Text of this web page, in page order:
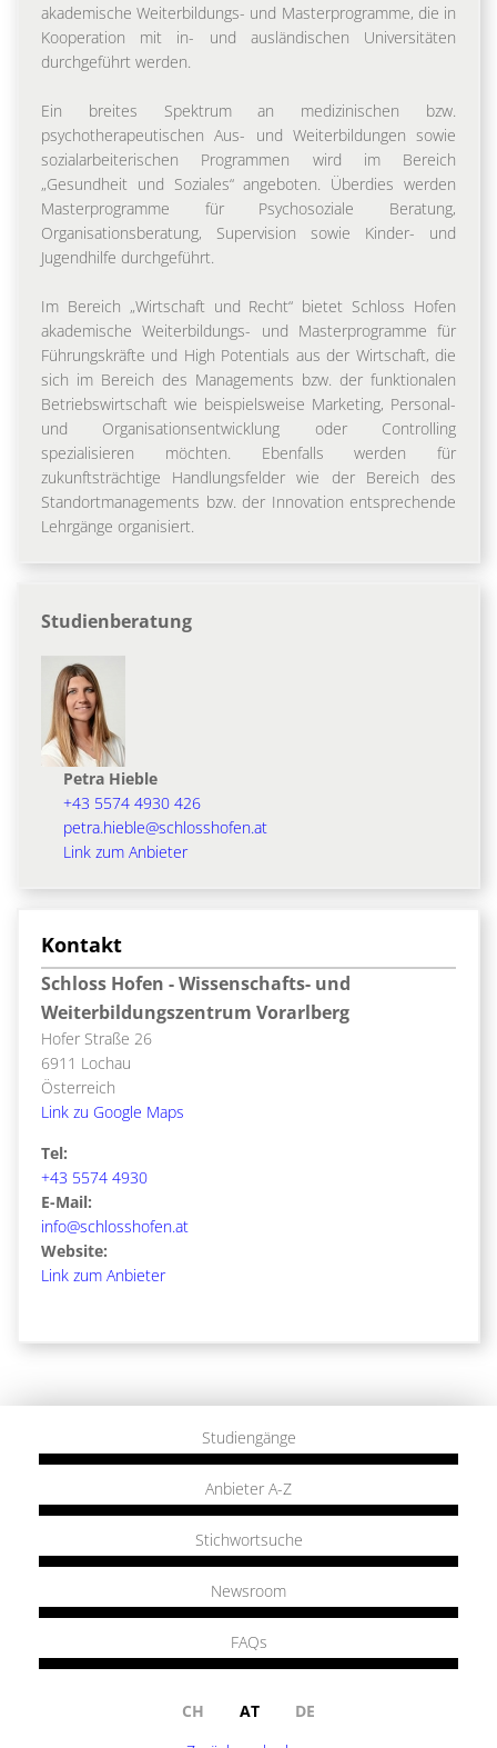
akademische Weiterbildungs- und Masterprogramme, die in
Kooperation mit in- und ausländischen Universitäten
durchgeführt werden.
Ein breites Spektrum an medizinischen bzw.
psychotherapeutischen Aus- und Weiterbildungen sowie
sozialarbeiterischen Programmen wird im Bereich
„Gesundheit und Soziales“ angeboten. Überdies werden
Masterprogramme für Psychosoziale Beratung,
Organisationsberatung, Supervision sowie Kinder- und
Jugendhilfe durchgeführt.
Im Bereich „Wirtschaft und Recht“ bietet Schloss Hofen
akademische Weiterbildungs- und Masterprogramme für
Führungskräfte und High Potentials aus der Wirtschaft, die
sich im Bereich des Managements bzw. der funktionalen
Betriebswirtschaft wie beispielsweise Marketing, Personal-
und Organisationsentwicklung oder Controlling
spezialisieren möchten. Ebenfalls werden für
zukunftsträchtige Handlungsfelder wie der Bereich des
Standortmanagements bzw. der Innovation entsprechende
Lehrgänge organisiert.
Studienberatung
Petra Hieble
+43 5574 4930 426
petra.hieble@schlosshofen.at
Link zum Anbieter
Kontakt
Schloss Hofen - Wissenschafts- und
Weiterbildungszentrum Vorarlberg
Hofer Straße 26
6911 Lochau
Österreich
Link zu Google Maps
Tel:
+43 5574 4930
E-Mail:
info@schlosshofen.at
Website:
Link zum Anbieter
Studiengänge
Anbieter A-Z
Stichwortsuche
Newsroom
FAQs
CH AT
DE